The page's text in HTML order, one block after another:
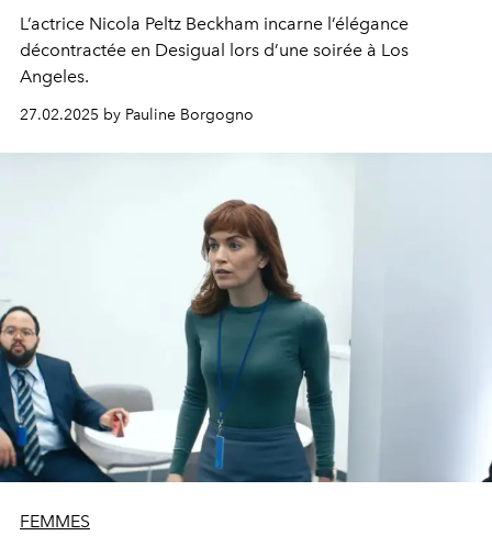
L’actrice Nicola Peltz Beckham incarne l’élégance
décontractée en Desigual lors d’une soirée à Los
Angeles.
27.02.2025 by Pauline Borgogno
FEMMES